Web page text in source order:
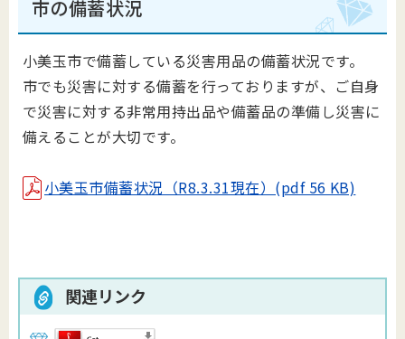
市の備蓄状況
小美玉市で備蓄している災害用品の備蓄状況です。
市でも災害に対する備蓄を行っておりますが、ご自身
で災害に対する非常用持出品や備蓄品の準備し災害に
備えることが大切です。
小美玉市備蓄状況（R8.3.31現在）(pdf 56 KB)
関連リンク